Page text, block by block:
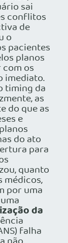
sai
conflitos
de
o
pacientes
planos
os
imediato.
timing da
as
do que as
e
do ato
para
quanto
médicos,
por uma
da
falha